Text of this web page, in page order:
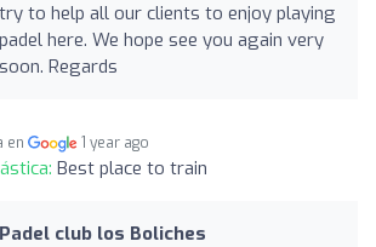
try to help all our clients to enjoy playing
padel here. We hope see you again very
soon. Regards
en 1 year ago
Best place to train
Padel club los Boliches